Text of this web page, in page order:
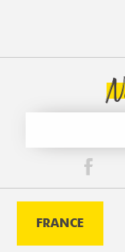
FRANCE